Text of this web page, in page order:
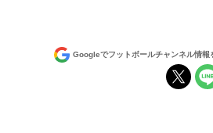
Googleでフットボールチャンネル情報